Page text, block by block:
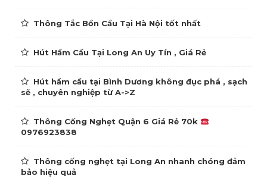
Thông Tắc Bồn Cầu Tại Hà Nội tốt nhất
Hút Hầm Cầu Tại Long An Uy Tín , Giá Rẻ
Hút hầm cầu tại Bình Dương không đục phá , sạch
sẽ , chuyên nghiệp từ A->Z
Thông Cống Nghẹt Quận 6 Giá Rẻ 70k
0976923838
Thông cống nghẹt tại Long An nhanh chóng đảm
bảo hiệu quả